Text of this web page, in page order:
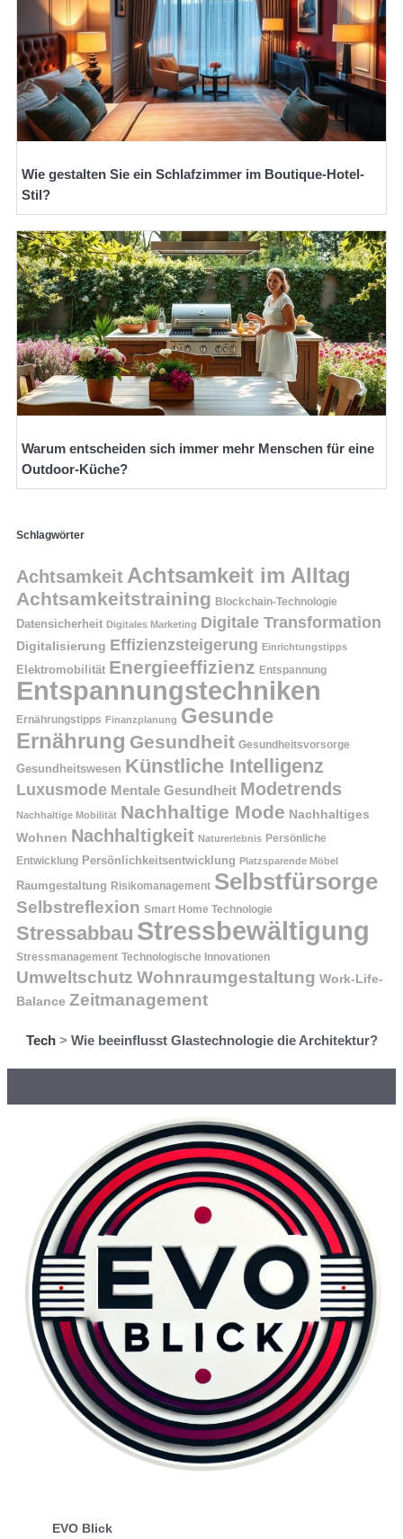
Wie gestalten Sie ein Schlafzimmer im Boutique-Hotel-
Stil?
Warum entscheiden sich immer mehr Menschen für eine
Outdoor-Küche?
Schlagwörter
Achtsamkeit Achtsamkeit im Alltag
Achtsamkeitstraining Blockchain-Technologie
Datensicherheit Digitales Marketing Digitale Transformation
Digitalisierung Effizienzsteigerung Einrichtungstipps
Elektromobilität Energieeffizienz Entspannung
Entspannungstechniken
Ernährungstipps Finanzplanung Gesunde
Ernährung Gesundheit Gesundheitsvorsorge
Gesundheitswesen Künstliche Intelligenz
Luxusmode Mentale Gesundheit Modetrends
Nachhaltige Mobilität Nachhaltige Mode Nachhaltiges
Wohnen Nachhaltigkeit Naturerlebnis Persönliche
Entwicklung Persönlichkeitsentwicklung Platzsparende Möbel
Raumgestaltung Risikomanagement Selbstfürsorge
Selbstreflexion Smart Home Technologie
Stressabbau Stressbewältigung
Stressmanagement Technologische Innovationen
Umweltschutz Wohnraumgestaltung Work-Life-
Balance Zeitmanagement
Tech> Wie beeinflusst Glastechnologie die Architektur?
EVO Blick